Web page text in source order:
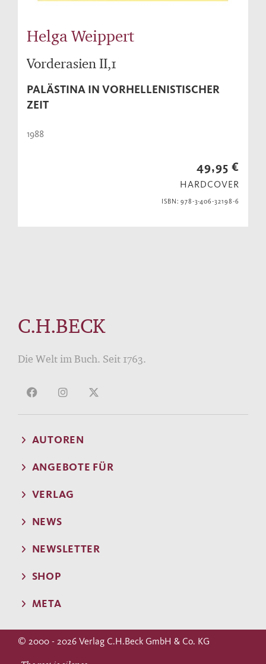
Helga Weippert
Vorderasien II,1
PALÄSTINA IN VORHELLENISTISCHER
ZEIT
1988
49,95 €
HARDCOVER
ISBN: 978-3-406-32198-6
C.H.BECK
Die Welt im Buch. Seit 1763.
AUTOREN
ANGEBOTE FÜR
VERLAG
NEWS
NEWSLETTER
SHOP
META
© 2000 - 2026 Verlag C.H.Beck GmbH & Co. KG